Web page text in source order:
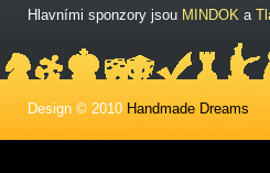
Hlavními sponzory jsou MINDOK a
Design © 2010 Handmade Dreams